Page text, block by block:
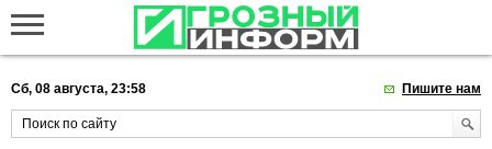
Сб, 08 августа, 23:58 Пишите нам